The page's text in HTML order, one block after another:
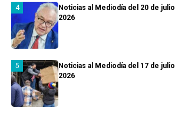
Noticias al Mediodía del 20 de
2026
Noticias al Mediodía del 17 de
2026